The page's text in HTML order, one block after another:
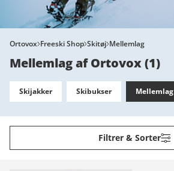
Ortovox Freeski Shop Skitøj Mellemlag
Mellemlag af Ortovox(1)
Skijakker Skibukser Mellemlag
Filtrer & Sorter